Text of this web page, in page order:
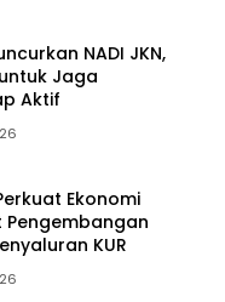
NADI JKN,
Jaga
Aktif
Ekonomi
Pengembangan
KUR